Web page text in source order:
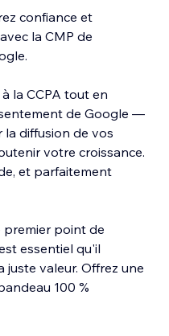
confiance et
la CMP de
la CCPA tout en
de Google —
diffusion de vos
votre croissance.
et parfaitement
premier point de
essentiel qu'il
valeur. Offrez une
100 %